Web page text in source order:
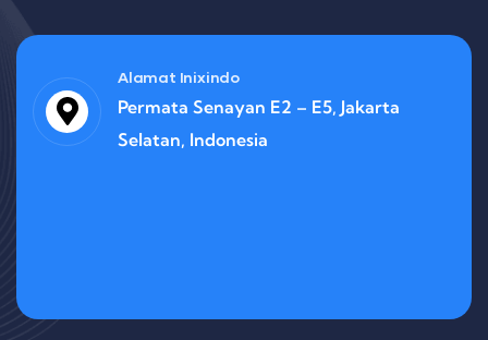
Alamat Inixindo
Permata Senayan E2 – E5, Jakarta
Selatan, Indonesia